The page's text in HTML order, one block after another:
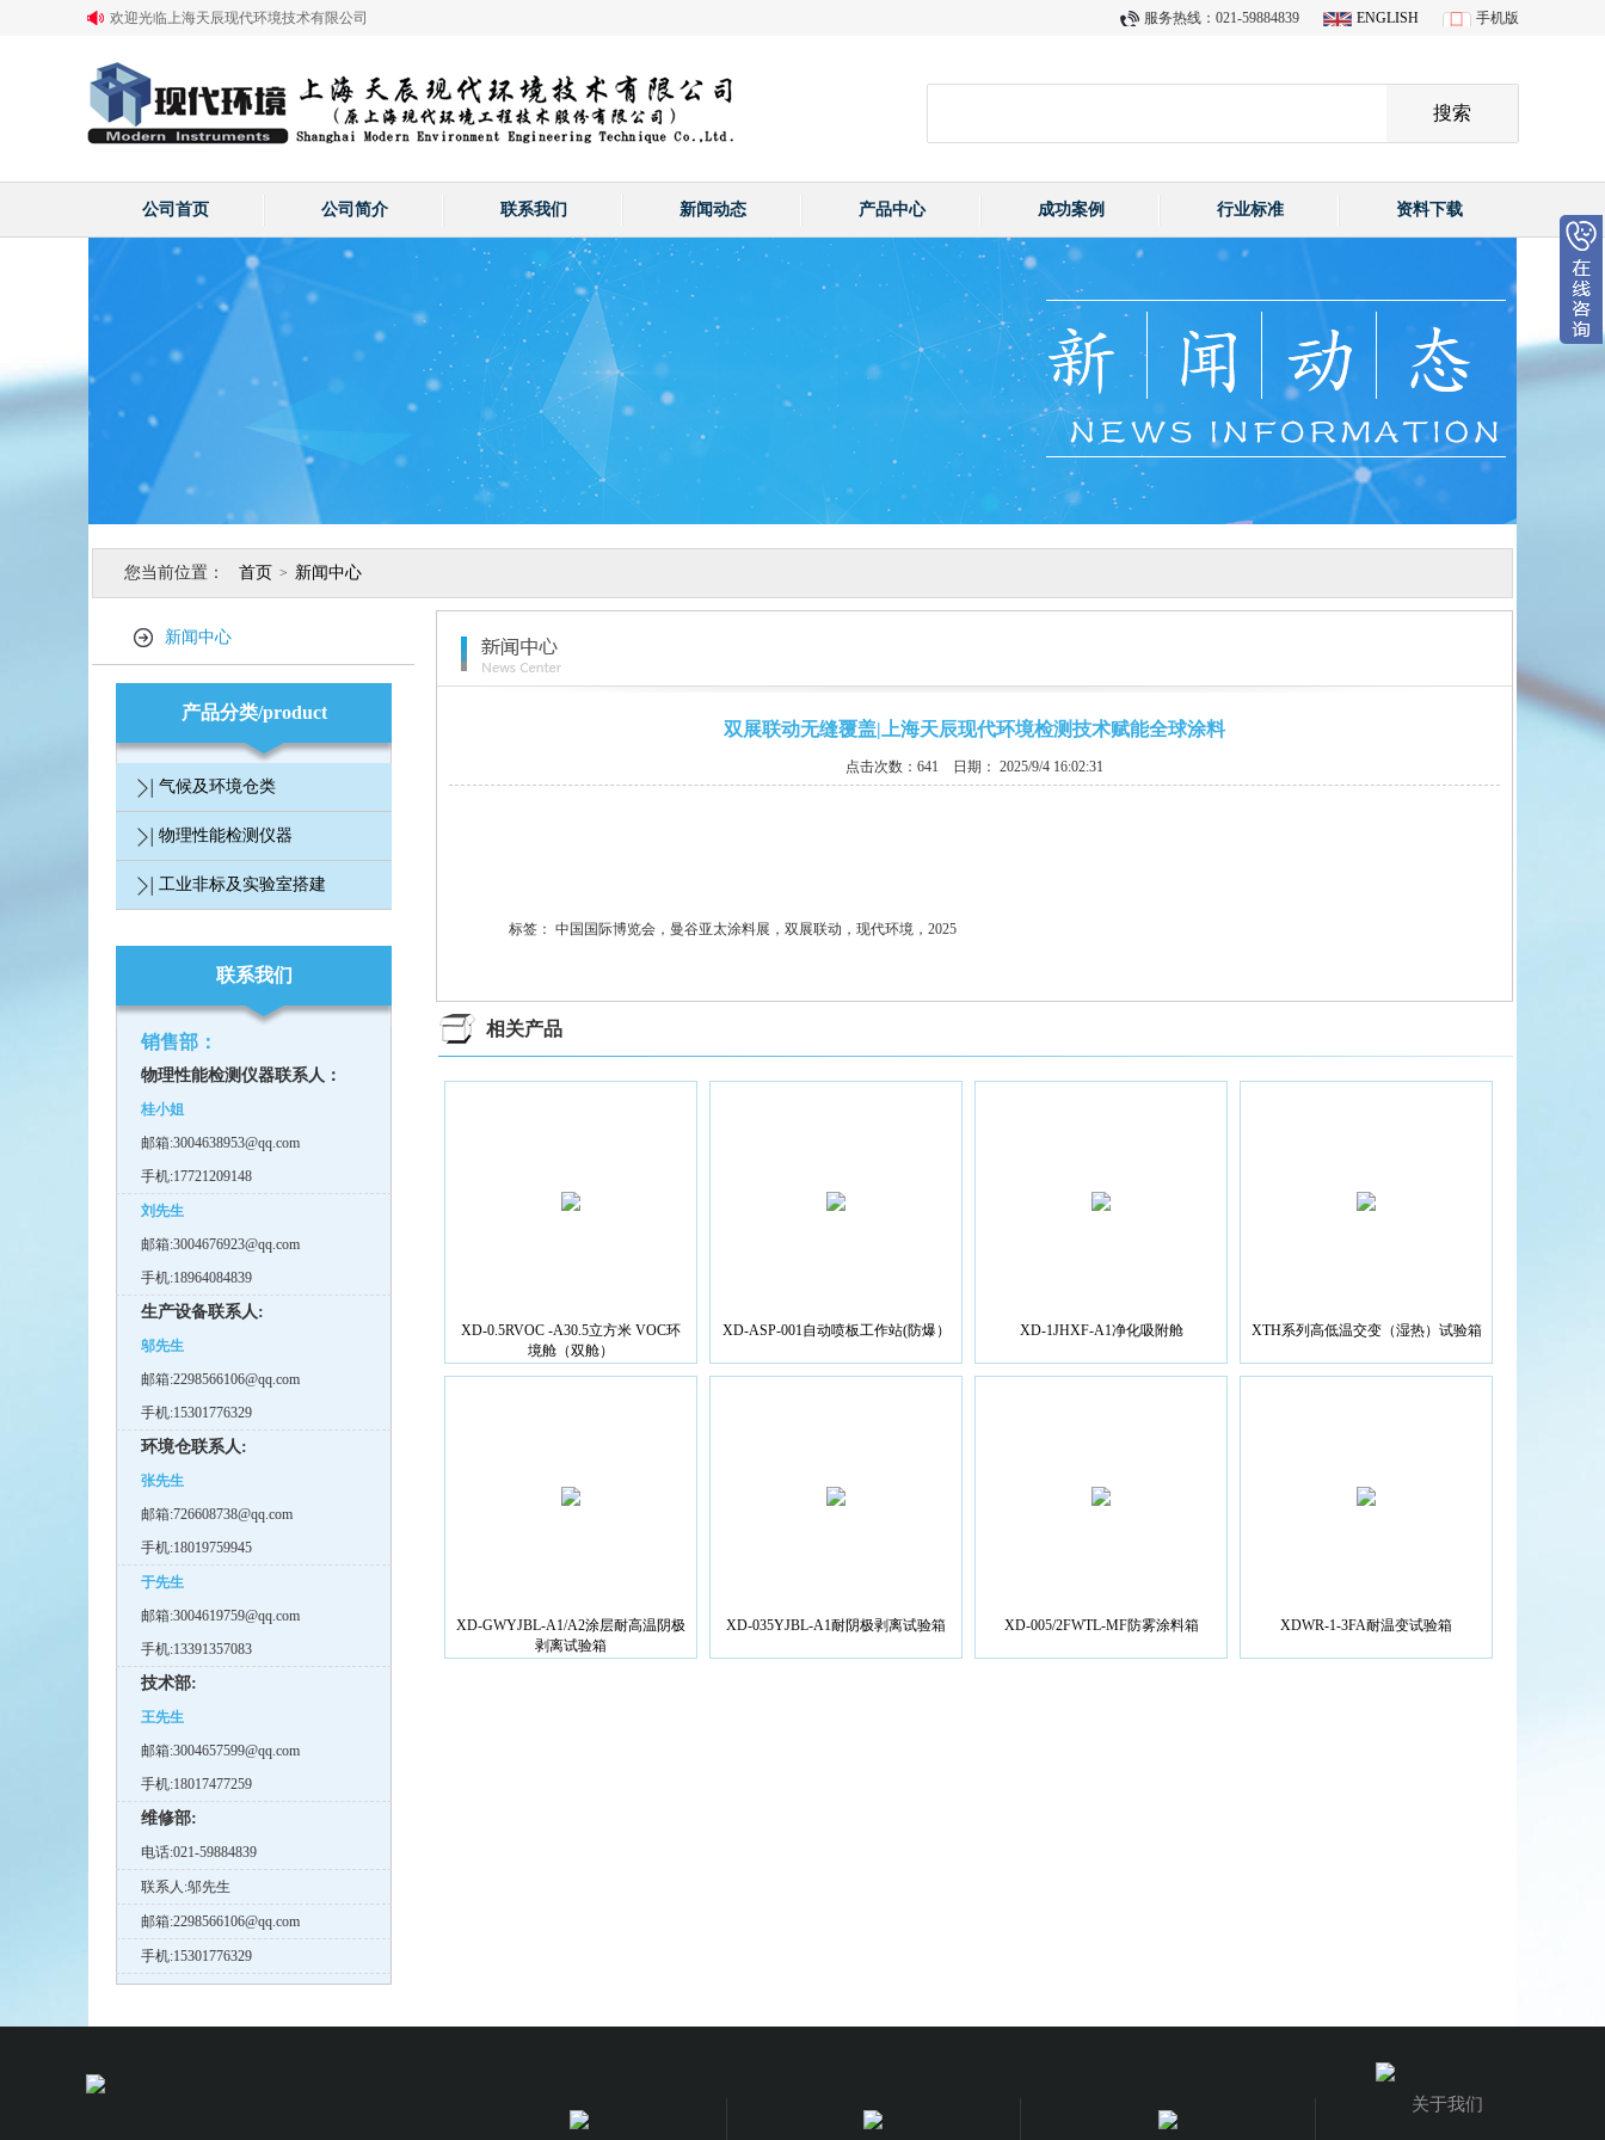
欢迎光临上海天辰现代环境技术有限公司 服务热线：021-59884839 ENGLISH 手机版
公司首页 公司简介 联系我们 新闻动态 产品中心 成功案例 行业标准 资料下载
您当前位置： 首页 > 新闻中心
新闻中心
产品分类/product
气候及环境仓类
物理性能检测仪器
工业非标及实验室搭建
联系我们
销售部：
物理性能检测仪器联系人：
桂小姐
邮箱:3004638953@qq.com
手机:17721209148
刘先生
邮箱:3004676923@qq.com
手机:18964084839
生产设备联系人:
邬先生
邮箱:2298566106@qq.com
手机:15301776329
环境仓联系人:
张先生
邮箱:726608738@qq.com
手机:18019759945
于先生
邮箱:3004619759@qq.com
手机:13391357083
技术部:
王先生
邮箱:3004657599@qq.com
手机:18017477259
维修部:
电话:021-59884839
联系人:邬先生
邮箱:2298566106@qq.com
手机:15301776329
双展联动无缝覆盖|上海天辰现代环境检测技术赋能全球涂料
点击次数：641 日期： 2025/9/4 16:02:31
标签： 中国国际博览会，曼谷亚太涂料展，双展联动，现代环境，2025
相关产品
XD-0.5RVOC -A30.5立方米 VOC环
境舱（双舱）
XD-ASP-001自动喷板工作站(防爆） XD-1JHXF-A1净化吸附舱 XTH系列高低温交变（湿热）试验箱
XD-GWYJBL-A1/A2涂层耐高温阴极
剥离试验箱
XD-035YJBL-A1耐阴极剥离试验箱 XD-005/2FWTL-MF防雾涂料箱 XDWR-1-3FA耐温变试验箱
关于我们